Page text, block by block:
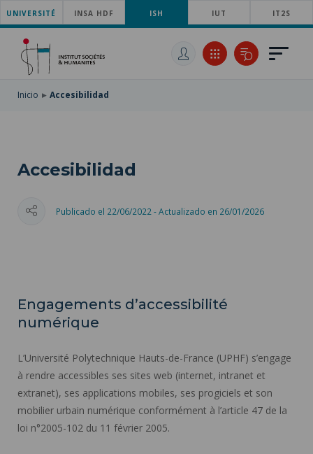
SKIP
TO
MAIN
NAVIGATION
PASAR
AL
CONTENIDO
PRINCIPAL
SKIP
TO
SEARCH
UNIVERSITÉ INSA HDF ISH IUT IT2S
Inicio Accesibilidad
Accesibilidad
Publicado el 22/06/2022 - Actualizado en 26/01/2026
Engagements d’accessibilité
numérique
L’Université Polytechnique Hauts-de-France (UPHF) s’engage
à rendre accessibles ses sites web (internet, intranet et
extranet), ses applications mobiles, ses progiciels et son
mobilier urbain numérique conformément à l’article 47 de la
loi n°2005-102 du 11 février 2005.